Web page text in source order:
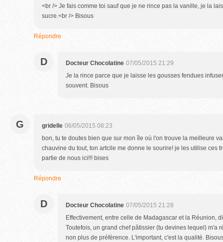
<br /> Je fais comme toi sauf que je ne rince pas la vanille, je la
sucre.<br /> Bisous
Répondre
D Docteur Chocolatine 07/05/2015 21:29
Je la rince parce que je laisse les gousses fendues
souvent. Bisous
G gridelle 06/05/2015 08:23
bon, tu te doutes bien que sur mon île où l'on trouve la meilleure
chauvine du tout, ton artcile me donne le sourire! je les utilise ces
partie de nous ici!!! bises
Répondre
D Docteur Chocolatine 07/05/2015 21:28
Effectivement, entre celle de Madagascar et la Réunion,
Toutefois, un grand chef pâtissier (tu devines lequel) m'a
non plus de préfèrence. L'important, c'est la qualité.